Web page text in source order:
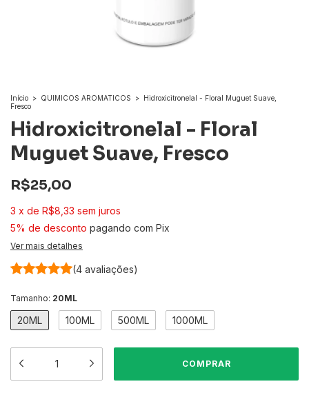
Início > QUIMICOS AROMATICOS > Hidroxicitronelal - Floral Muguet Suave,
Fresco
Hidroxicitronelal - Floral
Muguet Suave, Fresco
R$25,00
3 x de R$8,33 sem juros
5% de desconto pagando com Pix
Ver mais detalhes
(4 avaliações)
Tamanho: 20ML
20ML 100ML 500ML 1000ML